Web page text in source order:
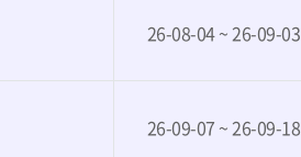
26-08-04 ~ 26-09-03
26-09-07 ~ 26-09-18